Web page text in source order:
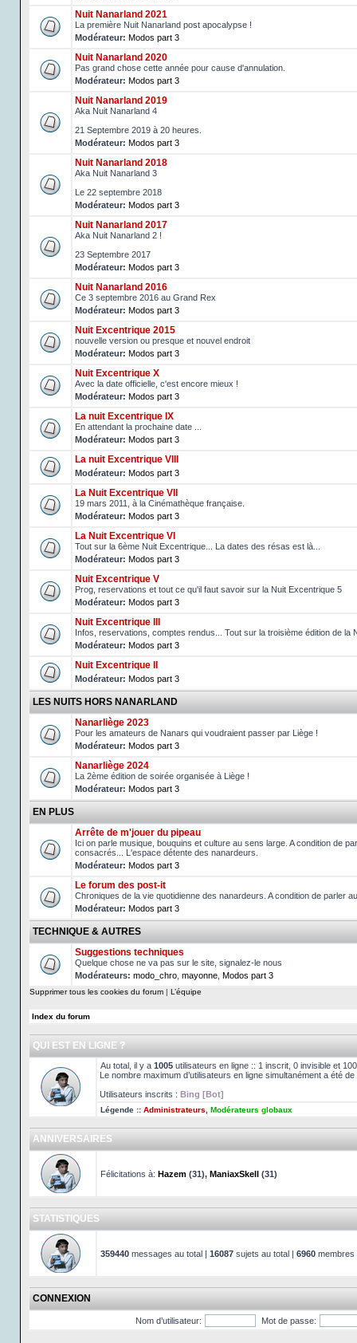
Nuit Nanarland 2021
La première Nuit Nanarland post apocalypse !
Modérateur: Modos part 3
Nuit Nanarland 2020
Pas grand chose cette année pour cause d'annulation.
Modérateur: Modos part 3
Nuit Nanarland 2019
Aka Nuit Nanarland 4
21 Septembre 2019 à 20 heures.
Modérateur: Modos part 3
Nuit Nanarland 2018
Aka Nuit Nanarland 3
Le 22 septembre 2018
Modérateur: Modos part 3
Nuit Nanarland 2017
Aka Nuit Nanarland 2 !
23 Septembre 2017
Modérateur: Modos part 3
Nuit Nanarland 2016
Ce 3 septembre 2016 au Grand Rex
Modérateur: Modos part 3
Nuit Excentrique 2015
nouvelle version ou presque et nouvel endroit
Modérateur: Modos part 3
Nuit Excentrique X
Avec la date officielle, c'est encore mieux !
Modérateur: Modos part 3
La nuit Excentrique IX
En attendant la prochaine date ...
Modérateur: Modos part 3
La nuit Excentrique VIII
Modérateur: Modos part 3
La Nuit Excentrique VII
19 mars 2011, à la Cinémathèque française.
Modérateur: Modos part 3
La Nuit Excentrique VI
Tout sur la 6ème Nuit Excentrique... La dates des résas est là...
Modérateur: Modos part 3
Nuit Excentrique V
Prog, reservations et tout ce qu'il faut savoir sur la Nuit Excentrique 5
Modérateur: Modos part 3
Nuit Excentrique III
Infos, reservations, comptes rendus... Tout sur la troisième édition de la
Modérateur: Modos part 3
Nuit Excentrique II
Modérateur: Modos part 3
LES NUITS HORS NANARLAND
Nanarliège 2023
Pour les amateurs de Nanars qui voudraient passer par Liège !
Modérateur: Modos part 3
Nanarliège 2024
La 2ème édition de soirée organisée à Liège !
Modérateur: Modos part 3
EN PLUS
Arrête de m'jouer du pipeau
Ici on parle musique, bouquins et culture au sens large. A condition de
consacrés... L'espace détente des nanardeurs.
Modérateur: Modos part 3
Le forum des post-it
Chroniques de la vie quotidienne des nanardeurs. A condition de parler
Modérateur: Modos part 3
TECHNIQUE & AUTRES
Suggestions techniques
Quelque chose ne va pas sur le site, signalez-le nous
Modérateurs: modo_chro mayonne Modos part 3
Supprimer tous les cookies du forum | L’équipe
Index du forum
QUI EST EN LIGNE ?
Au total, il y a 1005 utilisateurs en ligne :: 1 inscrit, 0 invisible et
Le nombre maximum d’utilisateurs en ligne simultanément a été de
Utilisateurs inscrits : Bing [Bot]
Légende :: Administrateurs Modérateurs globaux
ANNIVERSAIRES
Félicitations à: Hazem (31), ManiaxSkell (31)
STATISTIQUES
359440 messages au total | 16087 sujets au total | 6960 membres
CONNEXION
Nom d’utilisateur: Mot de passe: